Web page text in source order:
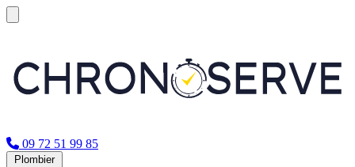
09 72 51 99 85
Plombier